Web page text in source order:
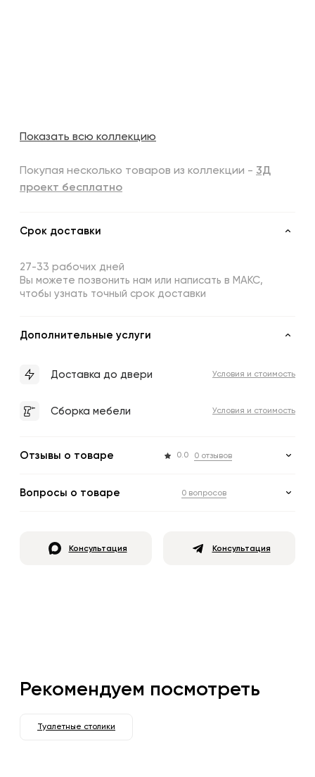
Показать всю коллекцию
Покупая несколько товаров из коллекции - 3Д
проект бесплатно
Срок доставки
27-33 рабочих дней
Вы можете позвонить нам или написать в МАКС,
чтобы узнать точный срок доставки
Дополнительные услуги
Доставка до двери Условия и стоимость
Сборка мебели Условия и стоимость
Отзывы о товаре 0.0 0 отзывов
Вопросы о товаре 0 вопросов
Консультация Консультация
Рекомендуем посмотреть
Туалетные столики